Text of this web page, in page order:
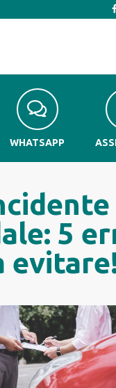
WHATSAPP
5